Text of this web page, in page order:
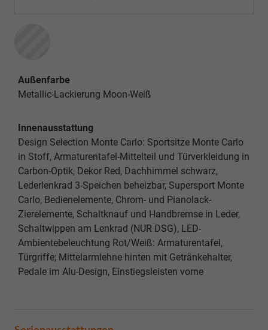
Außenfarbe
Metallic-Lackierung Moon-Weiß
Innenausstattung
Design Selection Monte Carlo: Sportsitze Monte Carlo
in Stoff, Armaturentafel-Mittelteil und Türverkleidung in
Carbon-Optik, Dekor Red, Dachhimmel schwarz,
Lederlenkrad 3-Speichen beheizbar, Supersport Monte
Carlo, Bedienelemente, Chrom- und Pianolack-
Zierelemente, Schaltknauf und Handbremse in Leder,
Schaltwippen am Lenkrad (NUR DSG), LED-
Ambientebeleuchtung Rot/Weiß: Armaturentafel,
Türgriffe; Mittelarmlehne hinten mit Getränkehalter,
Pedale im Alu-Design, Einstiegsleisten vorne